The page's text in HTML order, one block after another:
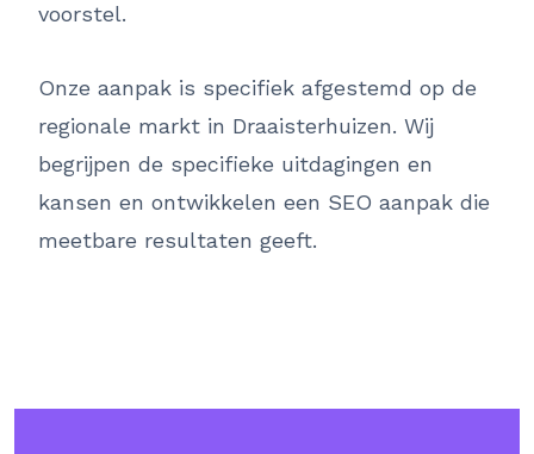
voorstel.
Onze aanpak is specifiek afgestemd op de
regionale markt in Draaisterhuizen. Wij
begrijpen de specifieke uitdagingen en
kansen en ontwikkelen een SEO aanpak die
meetbare resultaten geeft.